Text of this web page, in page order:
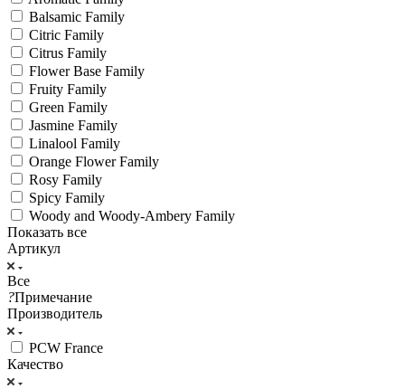
Balsamic Family
Citric Family
Citrus Family
Flower Base Family
Fruity Family
Green Family
Jasmine Family
Linalool Family
Orange Flower Family
Rosy Family
Spicy Family
Woody and Woody-Ambery Family
Показать все
Артикул
Все
?Примечание
Производитель
PCW France
Качество